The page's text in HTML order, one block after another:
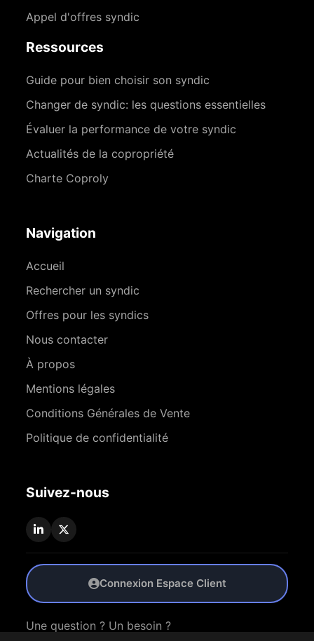
Appel d'offres syndic
Ressources
Guide pour bien choisir son syndic
Changer de syndic: les questions essentielles
Évaluer la performance de votre syndic
Actualités de la copropriété
Charte Coproly
Navigation
Accueil
Rechercher un syndic
Offres pour les syndics
Nous contacter
À propos
Mentions légales
Conditions Générales de Vente
Politique de confidentialité
Suivez-nous
Connexion Espace Client
Une question ? Un besoin ?